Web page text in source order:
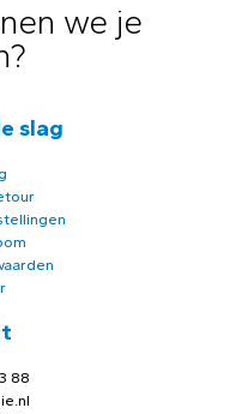
we je
slag
88